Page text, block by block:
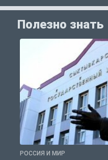
Полезно знать
РОССИЯ И МИР